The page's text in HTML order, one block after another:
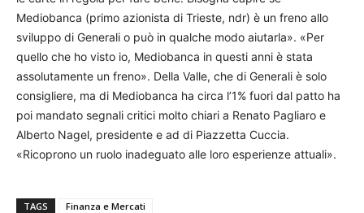
Mediobanca (primo azionista di Trieste, ndr) è un freno allo
sviluppo di Generali o può in qualche modo aiutarla». «Per
quello che ho visto io, Mediobanca in questi anni è stata
assolutamente un freno». Della Valle, che di Generali è solo
consigliere, ma di Mediobanca ha circa l’1% fuori dal patto ha
poi mandato segnali critici molto chiari a Renato Pagliaro e
Alberto Nagel, presidente e ad di Piazzetta Cuccia.
«Ricoprono un ruolo inadeguato alle loro esperienze attuali».
TAGS Finanza e Mercati